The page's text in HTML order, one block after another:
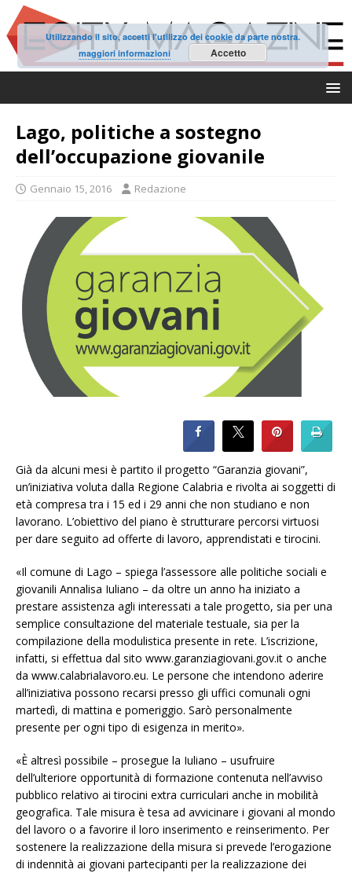
Lago, politiche a sostegno
dell’occupazione giovanile
Gennaio 15, 2016 Redazione
Già da alcuni mesi è partito il progetto “Garanzia giovani”,
un’iniziativa voluta dalla Regione Calabria e rivolta ai soggetti di
età compresa tra i 15 ed i 29 anni che non studiano e non
lavorano. L’obiettivo del piano è strutturare percorsi virtuosi
per dare seguito ad offerte di lavoro, apprendistati e tirocini.
«Il comune di Lago – spiega l’assessore alle politiche sociali e
giovanili Annalisa Iuliano – da oltre un anno ha iniziato a
prestare assistenza agli interessati a tale progetto, sia per una
semplice consultazione del materiale testuale, sia per la
compilazione della modulistica presente in rete. L’iscrizione,
infatti, si effettua dal sito www.garanziagiovani.gov.it o anche
da www.calabrialavoro.eu. Le persone che intendono aderire
all’iniziativa possono recarsi presso gli uffici comunali ogni
martedì, di mattina e pomeriggio. Sarò personalmente
presente per ogni tipo di esigenza in merito».
«È altresì possibile – prosegue la Iuliano – usufruire
dell’ulteriore opportunità di formazione contenuta nell’avviso
pubblico relativo ai tirocini extra curriculari anche in mobilità
geografica. Tale misura è tesa ad avvicinare i giovani al mondo
del lavoro o a favorire il loro inserimento e reinserimento. Per
sostenere la realizzazione della misura si prevede l’erogazione
di indennità ai giovani partecipanti per la realizzazione dei
Utilizzando il sito, accetti l'utilizzo dei cookie da parte nostra.
maggiori informazioni
Accetto